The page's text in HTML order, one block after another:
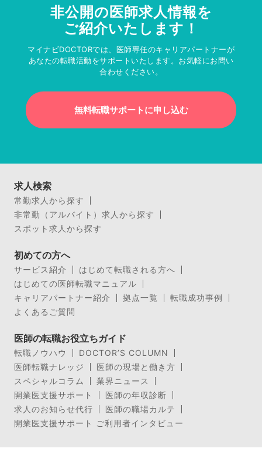
非公開の医師求人情報を
ご紹介いたします！
マイナビDOCTORでは、医師専任のキャリアパートナーが
あなたの転職活動をサポートいたします。お気軽にお問い
合わせください。
無料転職サポートに申し込む
求人検索
常勤求人から探す
非常勤（アルバイト）求人から探す
スポット求人から探す
初めての方へ
サービス紹介
はじめて転職される方へ
はじめての医師転職マニュアル
キャリアパートナー紹介
拠点一覧
転職成功事例
よくあるご質問
医師の転職お役立ちガイド
転職ノウハウ
DOCTOR’S COLUMN
医師転職ナレッジ
医師の現場と働き方
スペシャルコラム
業界ニュース
開業医支援サポート
医師の年収診断
求人のお知らせ代行
医師の職場カルテ
開業医支援サポート ご利用者インタビュー